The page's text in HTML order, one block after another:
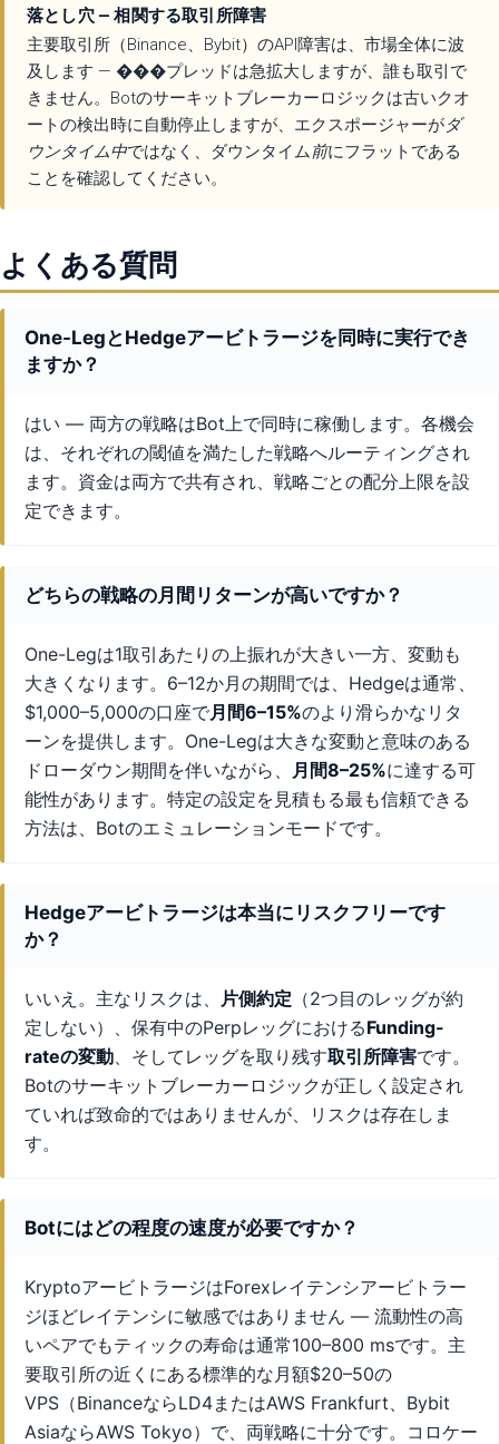
落とし穴 — 相関する取引所障害
主要取引所（Binance、Bybit）のAPI障害は、市場全体に波
及します — ���プレッドは急拡大しますが、誰も取引で
きません。Botのサーキットブレーカーロジックは古いクオ
ートの検出時に自動停止しますが、エクスポージャーがダ
ウンタイム中ではなく、ダウンタイム前にフラットである
ことを確認してください。
よくある質問
One-LegとHedgeアービトラージを同時に実行でき
ますか？
はい — 両方の戦略はBot上で同時に稼働します。各機会
は、それぞれの閾値を満たした戦略へルーティングされ
ます。資金は両方で共有され、戦略ごとの配分上限を設
定できます。
どちらの戦略の月間リターンが高いですか？
One-Legは1取引あたりの上振れが大きい一方、変動も
大きくなります。6–12か月の期間では、Hedgeは通常、
$1,000–5,000の口座で月間6–15%のより滑らかなリタ
ーンを提供します。One-Legは大きな変動と意味のある
ドローダウン期間を伴いながら、 月間8–25%に達する可
能性があります。特定の設定を見積もる最も信頼できる
方法は、Botのエミュレーションモードです。
Hedgeアービトラージは本当にリスクフリーです
か？
いいえ。主なリスクは、 片側約定 （2つ目のレッグが約
定しない）、保有中のPerpレッグにおけるFunding-
rateの変動、そしてレッグを取り残す取引所障害です。
Botのサーキットブレーカーロジックが正しく設定され
ていれば致命的ではありませんが、リスクは存在しま
す。
Botにはどの程度の速度が必要ですか？
KryptoアービトラージはForexレイテンシアービトラー
ジほどレイテンシに敏感ではありません — 流動性の高
いペアでもティックの寿命は通常100–800 msです。主
要取引所の近くにある標準的な月額$20–50の
VPS（BinanceならLD4またはAWS Frankfurt、Bybit
AsiaならAWS Tokyo）で、両戦略に十分です。コロケー